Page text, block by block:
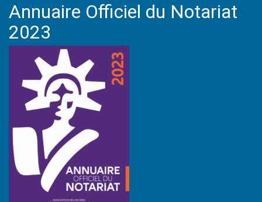
Annuaire Officiel du Notariat
2023